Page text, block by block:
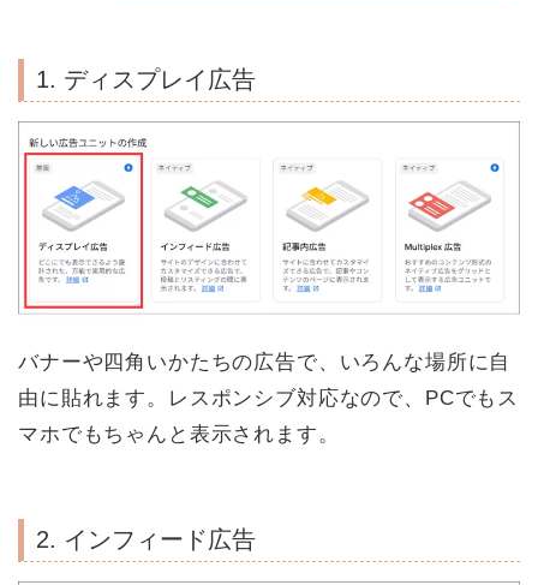
1. ディスプレイ広告
バナーや四角いかたちの広告で、いろんな場所に自
由に貼れます。レスポンシブ対応なので、PCでもス
マホでもちゃんと表示されます。
2. インフィード広告